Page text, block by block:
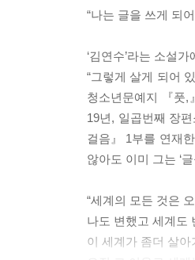
“나는 글을 쓰게 되
‘김연수’라는 소설
“그렇게 살게 되어
청소년문예지 『풋,
19년, 일곱번째 장
걸음』 1부를 연재
않아도 이미 그는 ‘
“세계의 모든 것은
나도 변했고 세계도
이 세계가 좀더 살